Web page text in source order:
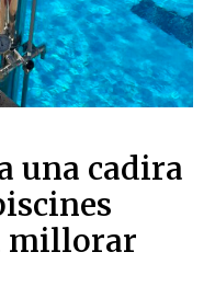
una cadira
millorar